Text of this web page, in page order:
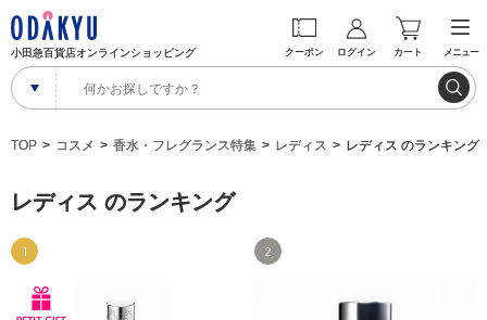
小田急百貨店オンラインショッピング クーポン ログイン カート メニュー
TOP コスメ 香水・フレグランス特集 レディス レディス のランキング
レディス のランキング
1 2